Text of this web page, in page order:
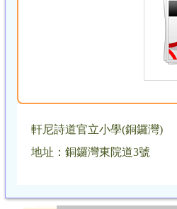
軒尼詩道官立小學(銅鑼灣)
地址：銅鑼灣東院道3號